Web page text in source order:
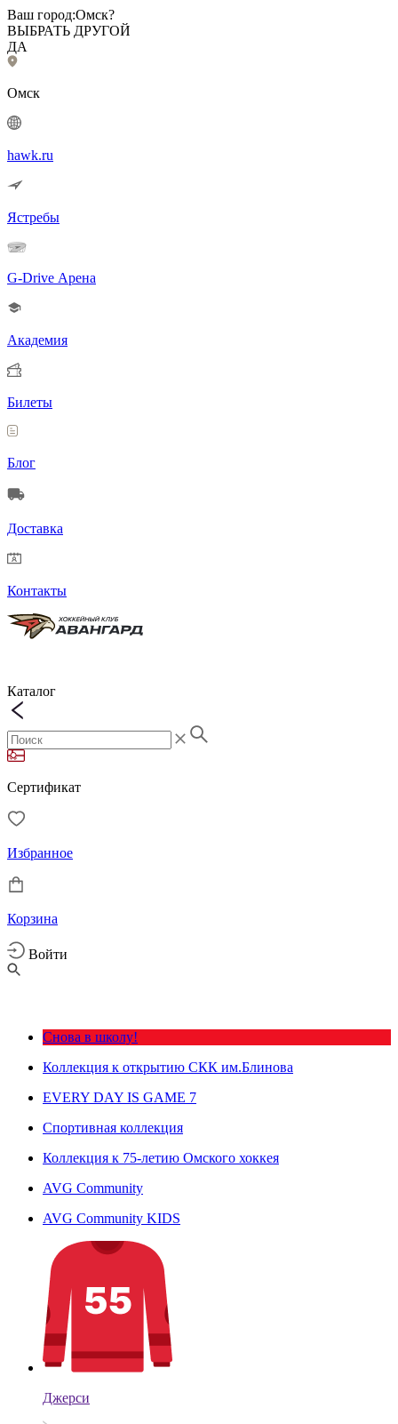
Ваш город:Омск?
ВЫБРАТЬ ДРУГОЙ
ДА
Омск
hawk.ru
Ястребы
G-Drive Арена
Академия
Билеты
Блог
Доставка
Контакты
Каталог
Сертификат
Избранное
Корзина
Войти
Снова в школу!
Коллекция к открытию СКК им.Блинова
EVERY DAY IS GAME 7
Спортивная коллекция
Коллекция к 75-летию Омского хоккея
AVG Community
AVG Community KIDS
Джерси